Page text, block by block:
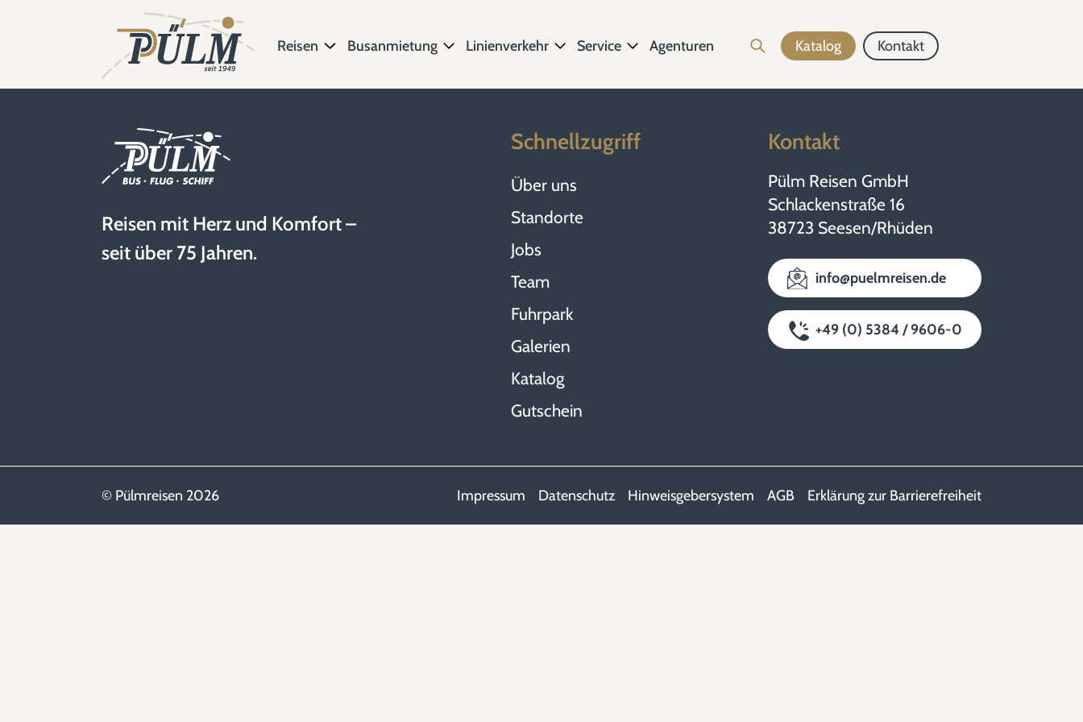
Reisen Busanmietung Linienverkehr Service Agenturen Katalog Kontakt
Reisen mit Herz und Komfort –
seit über 75 Jahren.
Schnellzugriff
Über uns
Standorte
Jobs
Team
Fuhrpark
Galerien
Katalog
Gutschein
Kontakt
Pülm Reisen GmbH
Schlackenstraße 16
38723 Seesen/Rhüden
info@puelmreisen.de
+49 (0) 5384 / 9606-0
© Pülmreisen 2026 Impressum Datenschutz Hinweisgebersystem AGB Erklärung zur Barrierefreiheit